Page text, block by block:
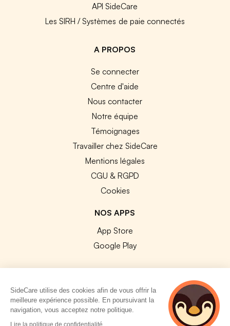
API SideCare
Les SIRH / Systèmes de paie connectés
A PROPOS
Se connecter
Centre d'aide
Nous contacter
Notre équipe
Témoignages
Travailler chez SideCare
Mentions légales
CGU & RGPD
Cookies
NOS APPS
App Store
Google Play
© 2026 SideCare. Tous droits réservés.
SideCare utilise des cookies afin de vous offrir la
meilleure expérience possible. En poursuivant la
navigation, vous acceptez notre politique.
Lire la politique de confidentialité 5 personnes